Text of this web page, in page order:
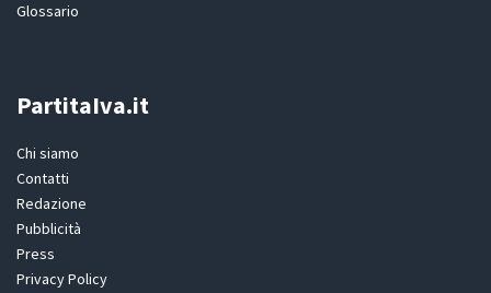
Glossario
PartitaIva.it
Chi siamo
Contatti
Redazione
Pubblicità
Press
Privacy Policy